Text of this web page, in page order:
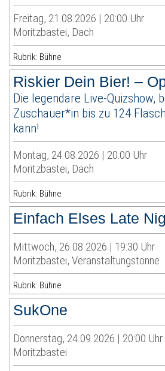
Freitag, 21.08.2026 | 20:00 Uhr
Moritzbastei, Dach
Rubrik: Bühne
Riskier Dein Bier! –
Die legendäre Live-Quizshow,
Zuschauer*in bis zu 124
kann!
Montag, 24.08.2026 | 20:00 Uhr
Moritzbastei, Dach
Rubrik: Bühne
Einfach Elses Late
Mittwoch, 26.08.2026 | 19:30 Uhr
Moritzbastei, Veranstaltungstonne
Rubrik: Bühne
SukOne
Donnerstag, 24.09.2026 | 20:00 Uhr
Moritzbastei